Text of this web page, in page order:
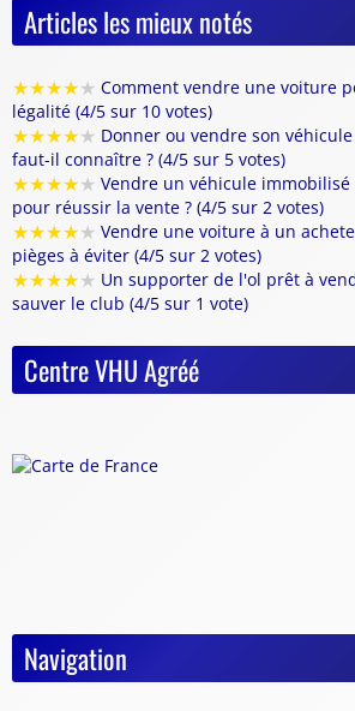
Articles les mieux notés
★★★★★ Comment vendre une voiture
légalité (4/5 sur 10 votes)
★★★★★ Donner ou vendre son
faut-il connaître ? (4/5 sur 5 votes)
★★★★★ Vendre un véhicule
pour réussir la vente ? (4/5 sur 2 votes)
★★★★★ Vendre une voiture à un
pièges à éviter (4/5 sur 2 votes)
★★★★★ Un supporter de l'ol prêt à
sauver le club (4/5 sur 1 vote)
Centre VHU Agréé
Navigation